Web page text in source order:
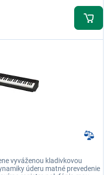
vyváženou kladivkovou
úderu matné prevedenie